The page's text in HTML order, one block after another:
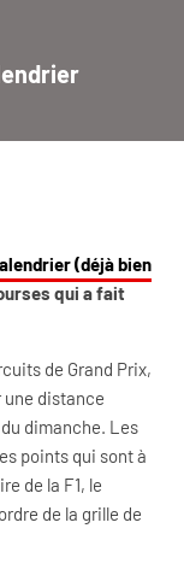
(déjà bien
qui a fait
de Grand Prix,
une distance
dimanche. Les
points qui sont à
de la F1, le
de la grille de